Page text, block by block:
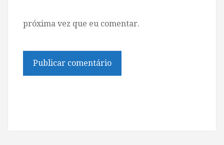
próxima vez que eu comentar.